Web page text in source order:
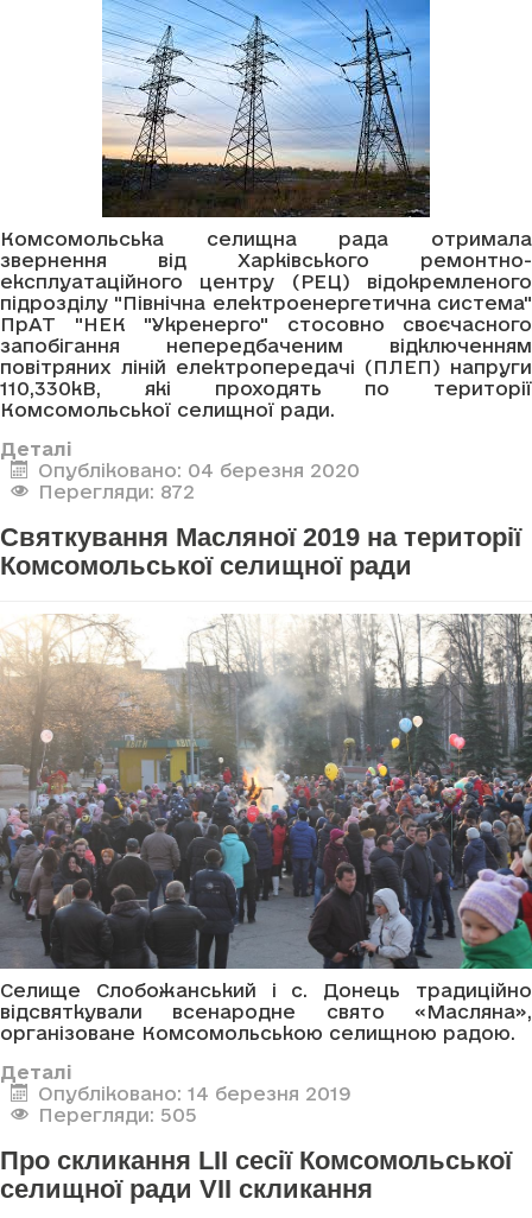
Комсомольська селищна рада отримала
звернення від Харківського ремонтно-
експлуатаційного центру (РЕЦ) відокремленого
підрозділу "Північна електроенергетична система"
ПрАТ "НЕК "Укренерго" стосовно своєчасного
запобігання непередбаченим відключенням
повітряних ліній електропередачі (ПЛЕП) напруги
110,330кВ, які проходять по території
Комсомольської селищної ради.
Деталі
Опубліковано: 04 березня 2020
Перегляди: 872
Святкування Масляної 2019 на території
Комсомольської селищної ради
Селище Слобожанський і с. Донець традиційно
відсвяткували всенародне свято «Масляна»,
організоване Комсомольською селищною радою.
Деталі
Опубліковано: 14 березня 2019
Перегляди: 505
Про скликання LII сесії Комсомольської
селищної ради VII скликання